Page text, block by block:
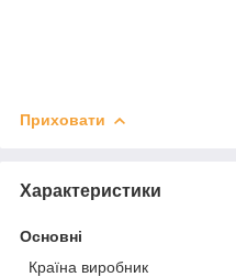
Приховати
Характеристики
Основні
Країна виробник